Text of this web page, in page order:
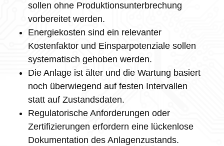
sollen ohne Produktionsunterbrechung
vorbereitet werden.
Energiekosten sind ein relevanter
Kostenfaktor und Einsparpotenziale sollen
systematisch gehoben werden.
Die Anlage ist älter und die Wartung basiert
noch überwiegend auf festen Intervallen
statt auf Zustandsdaten.
Regulatorische Anforderungen oder
Zertifizierungen erfordern eine lückenlose
Dokumentation des Anlagenzustands.